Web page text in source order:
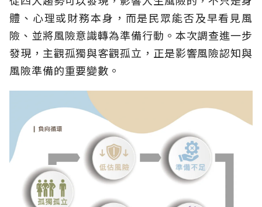
體、心理或財務本身，而是民眾能否及早看見風
險、並將風險意識轉為準備行動。本次調查進一步
發現，主觀孤獨與客觀孤立，正是影響風險認知與
風險準備的重要變數。